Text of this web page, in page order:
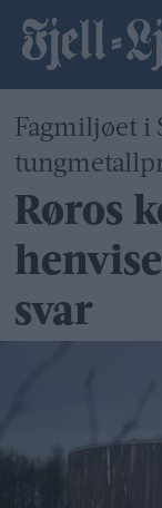
Fagmiljøet i
Røros
svar